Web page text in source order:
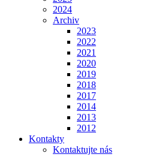
2024
Archiv
2023
2022
2021
2020
2019
2018
2017
2014
2013
2012
Kontakty
Kontaktujte nás